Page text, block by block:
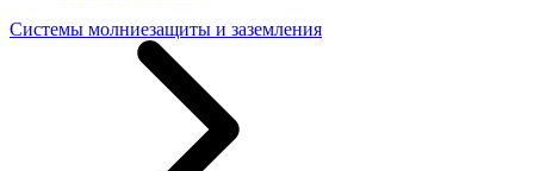
Системы молниезащиты и заземления